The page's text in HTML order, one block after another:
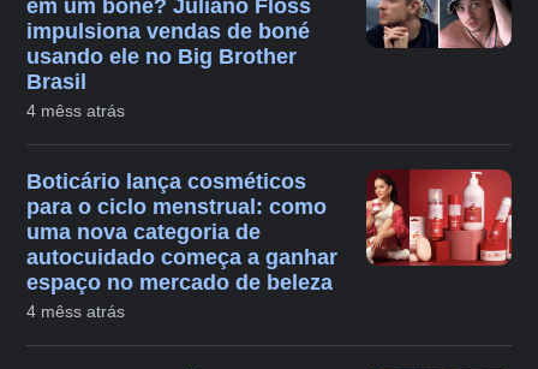
em um boné? Juliano Floss
impulsiona vendas de boné
usando ele no Big Brother
Brasil
4 mêss atrás
Boticário lança cosméticos
para o ciclo menstrual: como
uma nova categoria de
autocuidado começa a ganhar
espaço no mercado de beleza
4 mêss atrás